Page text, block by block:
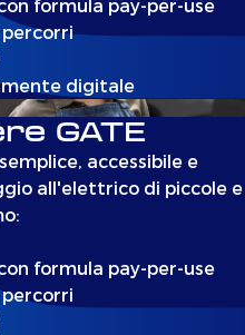
formula pay-per-use
percorri
digitale
GATE
accessibile e
all'elettrico di piccole e
formula pay-per-use